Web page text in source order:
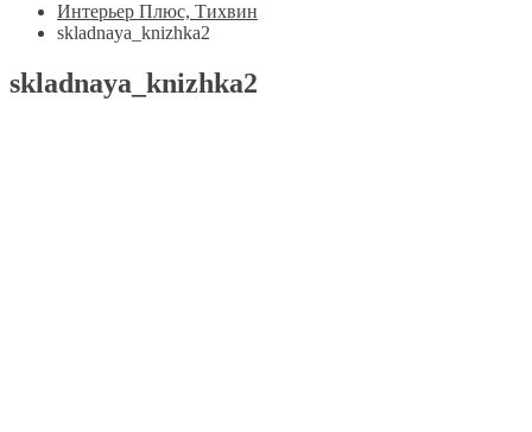
Интерьер Плюс, Тихвин
skladnaya_knizhka2
skladnaya_knizhka2